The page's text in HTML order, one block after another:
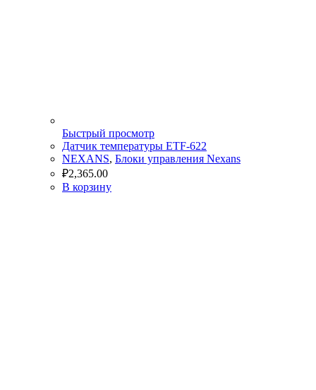
Быстрый просмотр
Датчик температуры ETF-622
NEXANS, Блоки управления Nexans
₽2,365.00
В корзину